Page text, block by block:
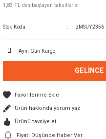
1,83 TL den başlayan taksitlerle!
Stok Kodu zMSUY2356
Aynı Gün Kargo
Ürün hakkında yorum yaz
Ürünü tavsiye et
Fiyatı Düşünce Haber Ver